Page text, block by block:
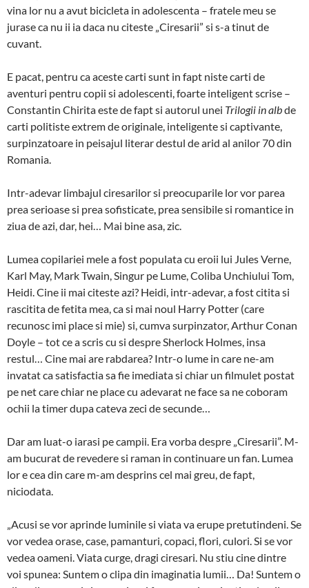
vina lor nu a avut bicicleta in adolescenta – fratele meu se
jurase ca nu ii ia daca nu citeste „Ciresarii” si s-a tinut de
cuvant.
E pacat, pentru ca aceste carti sunt in fapt niste carti de
aventuri pentru copii si adolescenti, foarte inteligent scrise –
Constantin Chirita este de fapt si autorul unei Trilogii in albde
carti politiste extrem de originale, inteligente si captivante,
surpinzatoare in peisajul literar destul de arid al anilor 70 din
Romania.
Intr-adevar limbajul ciresarilor si preocuparile lor vor parea
prea serioase si prea sofisticate, prea sensibile si romantice in
ziua de azi, dar, hei… Mai bine asa, zic.
Lumea copilariei mele a fost populata cu eroii lui Jules Verne,
Karl May, Mark Twain, Singur pe Lume, Coliba Unchiului Tom,
Heidi. Cine ii mai citeste azi? Heidi, intr-adevar, a fost citita si
rascitita de fetita mea, ca si mai noul Harry Potter (care
recunosc imi place si mie) si, cumva surpinzator, Arthur Conan
Doyle – tot ce a scris cu si despre Sherlock Holmes, insa
restul… Cine mai are rabdarea? Intr-o lume in care ne-am
invatat ca satisfactia sa fie imediata si chiar un filmulet postat
pe net care chiar ne place cu adevarat ne face sa ne coboram
ochii la timer dupa cateva zeci de secunde…
Dar am luat-o iarasi pe campii. Era vorba despre „Ciresarii”. M-
am bucurat de revedere si raman in continuare un fan. Lumea
lor e cea din care m-am desprins cel mai greu, de fapt,
niciodata.
„Acusi se vor aprinde luminile si viata va erupe pretutindeni. Se
vor vedea orase, case, pamanturi, copaci, flori, culori. Si se vor
vedea oameni. Viata curge, dragi ciresari. Nu stiu cine dintre
voi spunea: Suntem o clipa din imaginatia lumii… Da! Suntem o